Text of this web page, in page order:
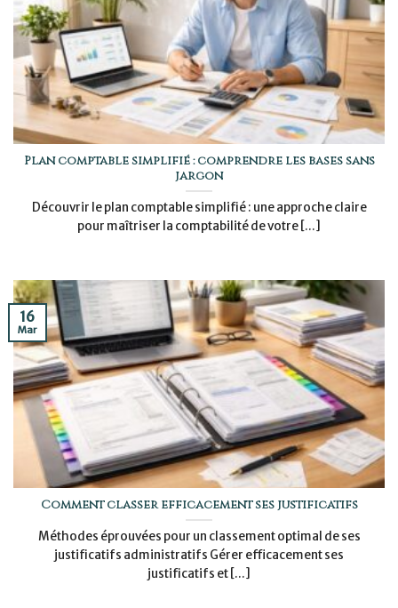
Plan comptable simplifié : comprendre les bases sans
jargon
Découvrir le plan comptable simplifié : une approche claire
pour maîtriser la comptabilité de votre [...]
Comment classer efficacement ses justificatifs
Méthodes éprouvées pour un classement optimal de ses
justificatifs administratifs Gérer efficacement ses
justificatifs et [...]
16
Mar